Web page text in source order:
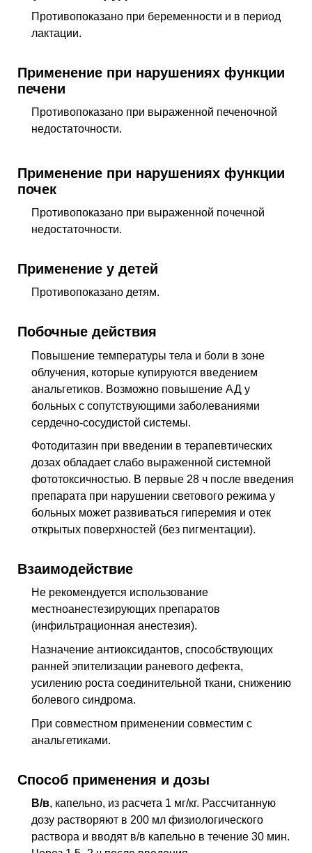
Противопоказано при беременности и в период
лактации.
Применение при нарушениях функции
печени
Противопоказано при выраженной печеночной
недостаточности.
Применение при нарушениях функции
почек
Противопоказано при выраженной почечной
недостаточности.
Применение у детей
Противопоказано детям.
Побочные действия
Повышение температуры тела и боли в зоне
облучения, которые купируются введением
анальгетиков. Возможно повышение АД у
больных с сопутствующими заболеваниями
сердечно-сосудистой системы.
Фотодитазин при введении в терапевтических
дозах обладает слабо выраженной системной
фототоксичностью. В первые 28 ч после введения
препарата при нарушении светового режима у
больных может развиваться гиперемия и отек
открытых поверхностей (без пигментации).
Взаимодействие
Не рекомендуется использование
местноанестезирующих препаратов
(инфильтрационная анестезия).
Назначение антиоксидантов, способствующих
ранней эпителизации раневого дефекта,
усилению роста соединительной ткани, снижению
болевого синдрома.
При совместном применении совместим с
анальгетиками.
Способ применения и дозы
В/в, капельно, из расчета 1 мг/кг. Рассчитанную
дозу растворяют в 200 мл физиологического
раствора и вводят в/в капельно в течение 30 мин.